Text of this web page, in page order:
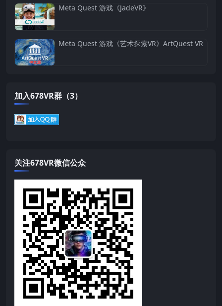
Meta Quest 游戏《JadeVR》
Meta Quest 游戏《艺术探索VR》ArtQuest VR
加入678VR群（3）
关注678VR微信公众